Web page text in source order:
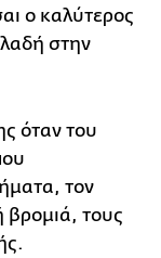
ο καλύτερος
στην
όταν του
τον
βρομιά, τους